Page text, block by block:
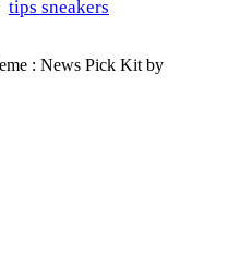
tips sneakers
: News Pick Kit by